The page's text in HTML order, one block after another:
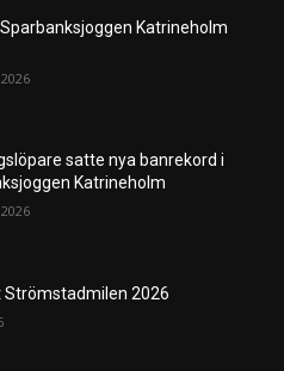
Katrineholm
satte nya banrekord i
Katrineholm
Strömstadmilen 2026